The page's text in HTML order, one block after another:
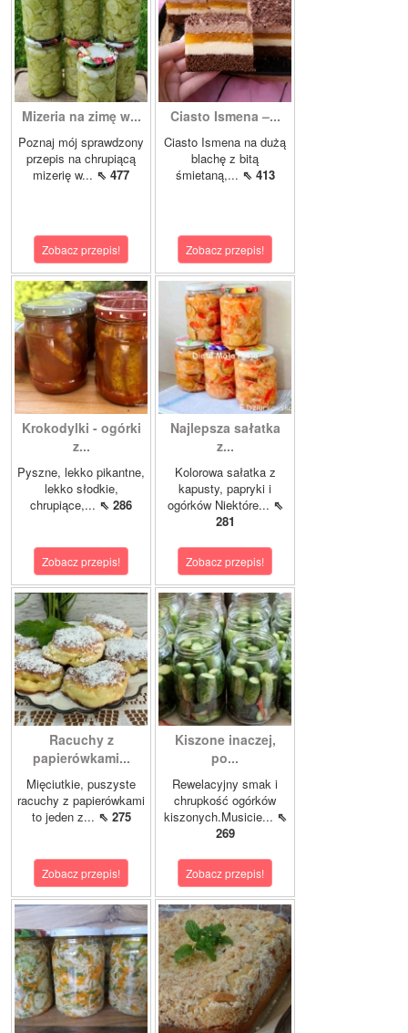
Mizeria na zimę w...
Poznaj mój sprawdzony
przepis na chrupiącą
mizerię w... ⇖ 477
Zobacz przepis!
Ciasto Ismena –...
Ciasto Ismena na dużą
blachę z bitą
śmietaną,... ⇖ 413
Zobacz przepis!
Krokodylki - ogórki
z...
Pyszne, lekko pikantne,
lekko słodkie,
chrupiące,... ⇖ 286
Zobacz przepis!
Najlepsza sałatka
z...
Kolorowa sałatka z
kapusty, papryki i
ogórków Niektóre... ⇖
281
Zobacz przepis!
Racuchy z
papierówkami...
Mięciutkie, puszyste
racuchy z papierówkami
to jeden z... ⇖ 275
Zobacz przepis!
Kiszone inaczej,
po...
Rewelacyjny smak i
chrupkość ogórków
kiszonych.Musicie... ⇖
269
Zobacz przepis!